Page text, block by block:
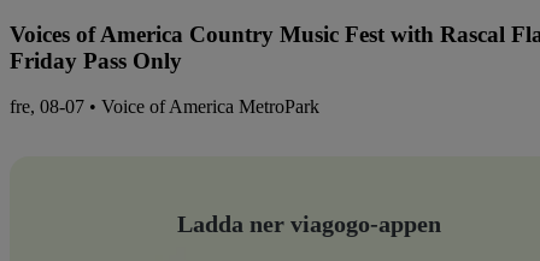
Voices of America Country Music Fest with Rascal
Friday Pass Only
fre, 08-07 • Voice of America MetroPark
Ladda ner viagogo-appen